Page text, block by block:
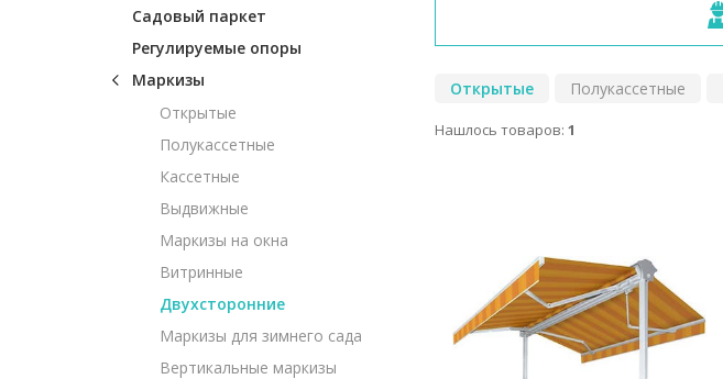
Садовый паркет
Регулируемые опоры
Маркизы
Открытые
Полукассетные
Кассетные
Выдвижные
Маркизы на окна
Витринные
Двухсторонние
Маркизы для зимнего сада
Вертикальные маркизы
Открытые Полукассетные
Нашлось товаров: 1